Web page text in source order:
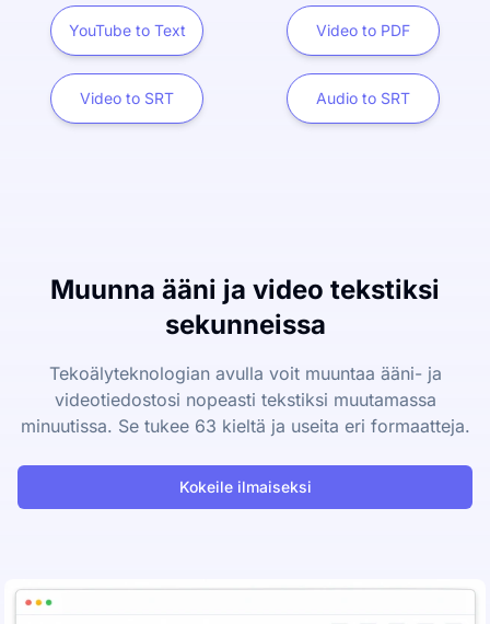
YouTube to Text Video to PDF
Video to SRT Audio to SRT
Muunna ääni ja video tekstiksi
sekunneissa
Tekoälyteknologian avulla voit muuntaa ääni- ja
videotiedostosi nopeasti tekstiksi muutamassa
minuutissa. Se tukee 63 kieltä ja useita eri formaatteja.
Kokeile ilmaiseksi